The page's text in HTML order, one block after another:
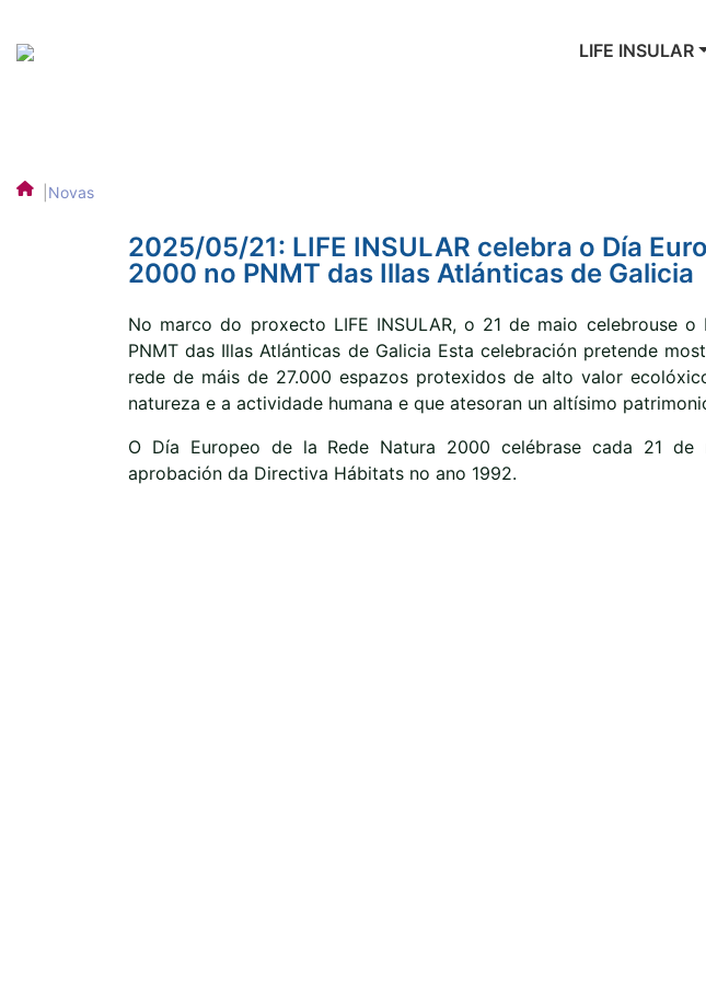
LIFE INSULAR
Novas
2025/05/21: LIFE INSULAR celebra o Día
2000 no PNMT das Illas Atlánticas de Galicia
No marco do proxecto LIFE INSULAR, o 21 de maio celebrouse
PNMT das Illas Atlánticas de Galicia Esta celebración pretende
rede de máis de 27.000 espazos protexidos de alto valor
natureza e a actividade humana e que atesoran un altísimo
O Día Europeo de la Rede Natura 2000 celébrase cada 21
aprobación da Directiva Hábitats no ano 1992.